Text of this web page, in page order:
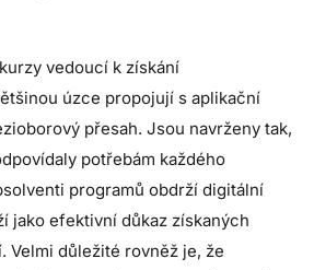
vedoucí k získání
úzce propojují s aplikační
přesah. Jsou navrženy tak,
potřebám každého
programů obdrží digitální
jako efektivní důkaz získaných
Velmi důležité rovněž je, že